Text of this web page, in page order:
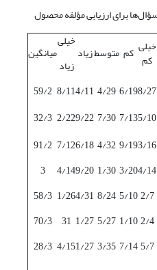
خیلی
کم کم متوسطزیاد
خیلی
زیاد
میانگین
8/27
6/19
4/29
4/11
8/11
59/2
5/10
7/13
7/30
9/22
2/22
32/3
3/16
9/19
4/32
6/18
7/12
91/2
4/14
3/20
1/30
9/20
4/14
3
2/7
5/10
8/24
4/31
1/26
58/3
2/4
1/10
5/27
1/27
31
70/3
5/7
7/14
3/35
1/27
4/15
28/3